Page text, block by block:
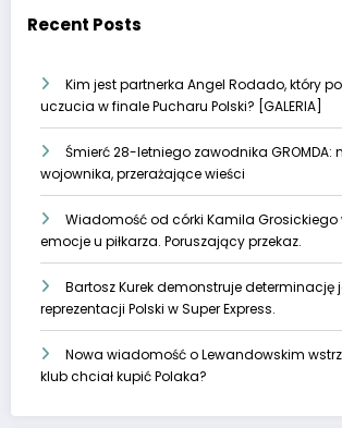
Recent Posts
Kim jest partnerka Angel Rodado, który
uczucia w finale Pucharu Polski? [GALERIA]
Śmierć 28-letniego zawodnika GROMDA:
wojownika, przerażające wieści
Wiadomość od córki Kamila Grosickiego
emocje u piłkarza. Poruszający przekaz.
Bartosz Kurek demonstruje determinację
reprezentacji Polski w Super Express.
Nowa wiadomość o Lewandowskim
klub chciał kupić Polaka?